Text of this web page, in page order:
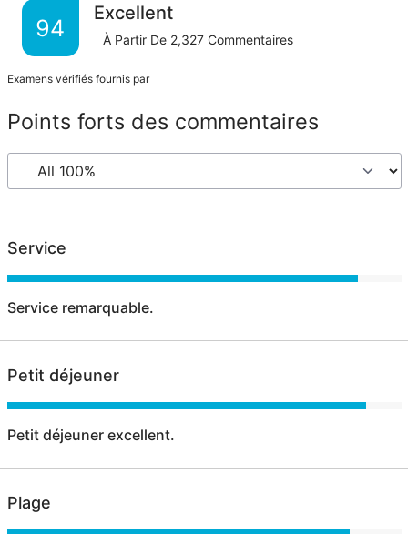
94
Excellent
À Partir De 2,327 Commentaires
Examens vérifiés fournis par
Points forts des commentaires
Service
Service remarquable.
Petit déjeuner
Petit déjeuner excellent.
Plage